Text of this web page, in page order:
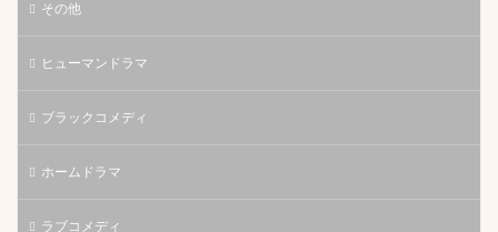
その他
ヒューマンドラマ
ブラックコメディ
ホームドラマ
ラブコメディ